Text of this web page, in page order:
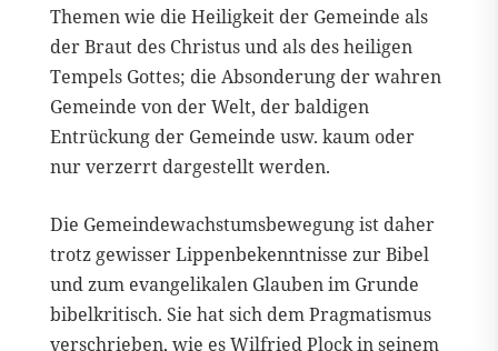
Themen wie die Heiligkeit der Gemeinde als
der Braut des Christus und als des heiligen
Tempels Gottes; die Absonderung der wahren
Gemeinde von der Welt, der baldigen
Entrückung der Gemeinde usw. kaum oder
nur verzerrt dargestellt werden.
Die Gemeindewachstumsbewegung ist daher
trotz gewisser Lippenbekenntnisse zur Bibel
und zum evangelikalen Glauben im Grunde
bibelkritisch. Sie hat sich dem Pragmatismus
verschrieben, wie es Wilfried Plock in seinem